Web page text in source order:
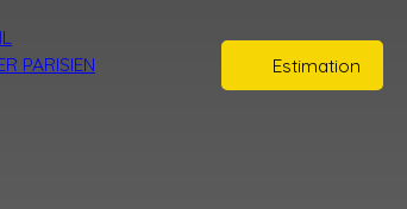
Estimation